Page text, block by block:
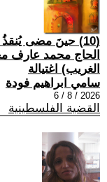
(10) حينَ مضى
الحاج محمد عارف
الغريب) اغتيالة
سامي ابراهيم فودة
2026 / 8 / 6
القضية الفلسطينية